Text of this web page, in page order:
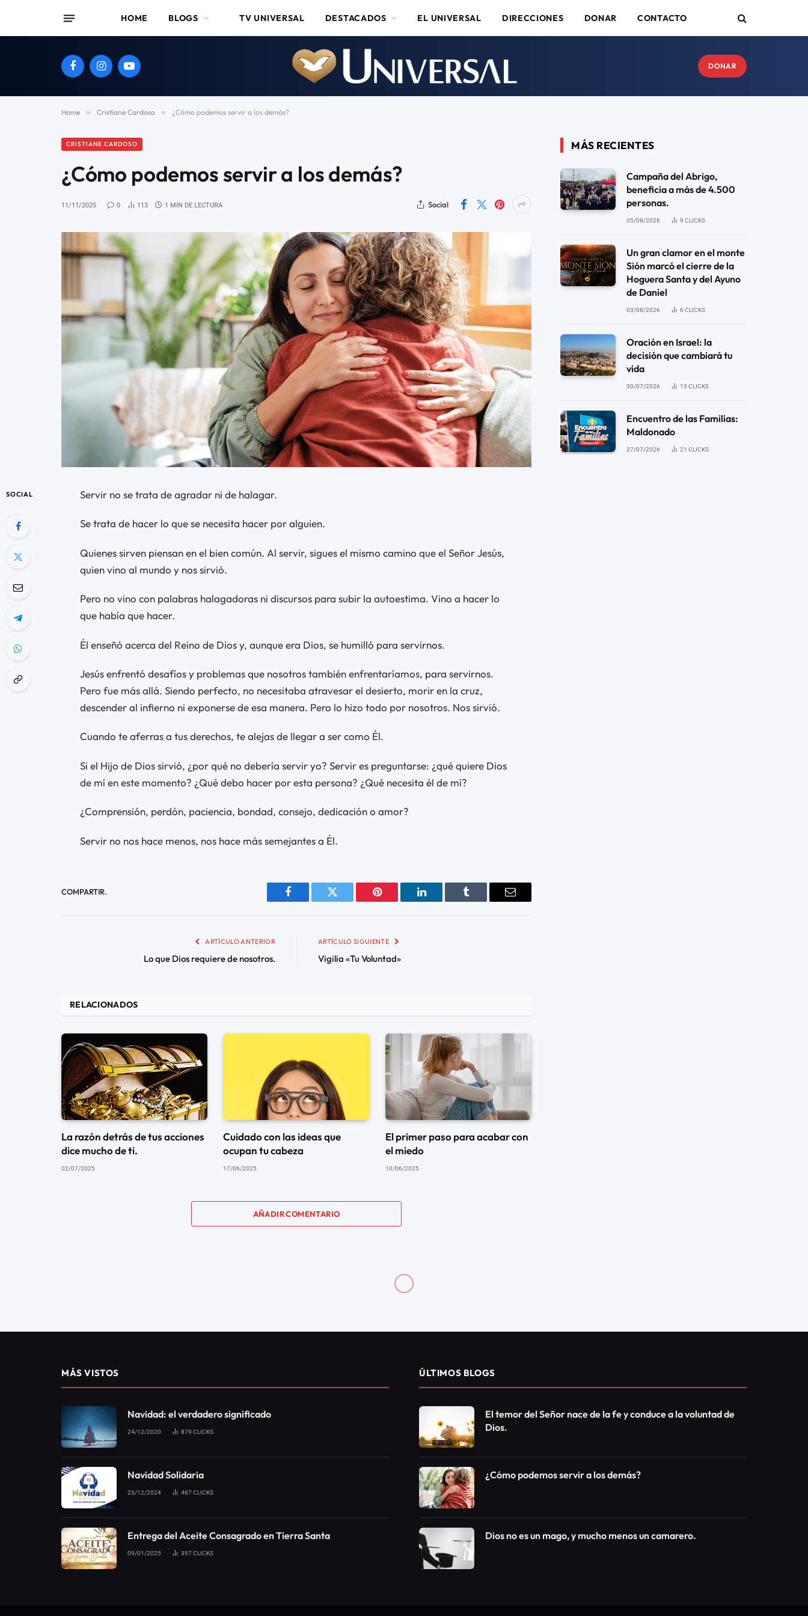
HOME BLOGS TV UNIVERSAL DESTACADOS EL UNIVERSAL DIRECCIONES DONAR CONTACTO
FacebookInstagramYouTube DONAR
Home » Cristiane Cardoso » ¿Cómo podemos servir a los demás?
CRISTIANE CARDOSO
¿Cómo podemos servir a los demás?
11/11/2025 0 113 1 MIN DE LECTURA Social
SOCIAL Servir no se trata de agradar ni de halagar.
Se trata de hacer lo que se necesita hacer por alguien.
Quienes sirven piensan en el bien común. Al servir, sigues el mismo camino que el Señor Jesús,
quien vino al mundo y nos sirvió.
Pero no vino con palabras halagadoras ni discursos para subir la autoestima. Vino a hacer lo
que había que hacer.
Él enseñó acerca del Reino de Dios y, aunque era Dios, se humilló para servirnos.
Jesús enfrentó desafíos y problemas que nosotros también enfrentaríamos, para servirnos.
Pero fue más allá. Siendo perfecto, no necesitaba atravesar el desierto, morir en la cruz,
descender al infierno ni exponerse de esa manera. Pero lo hizo todo por nosotros. Nos sirvió.
Cuando te aferras a tus derechos, te alejas de llegar a ser como Él.
Si el Hijo de Dios sirvió, ¿por qué no debería servir yo? Servir es preguntarse: ¿qué quiere Dios
de mí en este momento? ¿Qué debo hacer por esta persona? ¿Qué necesita él de mí?
¿Comprensión, perdón, paciencia, bondad, consejo, dedicación o amor?
Servir no nos hace menos, nos hace más semejantes a Él.
COMPARTIR.
Facebook Twitter Pinterest LinkedIn Tumblr Email
ARTÍCULO ANTERIOR
Lo que Dios requiere de nosotros.
ARTÍCULO SIGUIENTE
Vigilia «Tu Voluntad»
RELACIONADOS
La razón detrás de tus acciones
dice mucho de ti.
02/07/2025
Cuidado con las ideas que
ocupan tu cabeza
17/06/2025
El primer paso para acabar con
el miedo
10/06/2025
AÑADIR COMENTARIO
MÁS RECIENTES
Campaña del Abrigo,
beneficia a más de 4.500
personas.
05/08/2026 9 CLICKS
Un gran clamor en el monte
Sión marcó el cierre de la
Hoguera Santa y del Ayuno
de Daniel
03/08/2026 6 CLICKS
Oración en Israel: la
decisión que cambiará tu
vida
30/07/2026 13 CLICKS
Encuentro de las Familias:
Maldonado
27/07/2026 21 CLICKS
MÁS VISTOS
Navidad: el verdadero significado
24/12/2020 879 CLICKS
Navidad Solidaria
23/12/2024 487 CLICKS
Entrega del Aceite Consagrado en Tierra Santa
09/01/2025 397 CLICKS
ÚLTIMOS BLOGS
El temor del Señor nace de la fe y conduce a la voluntad de
Dios.
¿Cómo podemos servir a los demás?
Dios no es un mago, y mucho menos un camarero.